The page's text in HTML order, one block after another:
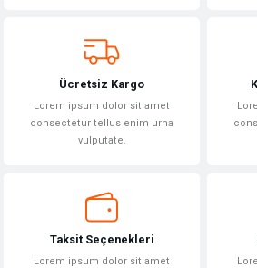
Bu ürüne benzer farklı alternatifler olmalı.
Ücretsiz Kargo
Lorem ipsum dolor sit amet
consectetur tellus enim urna
vulputate.
Taksit Seçenekleri
Lorem ipsum dolor sit amet